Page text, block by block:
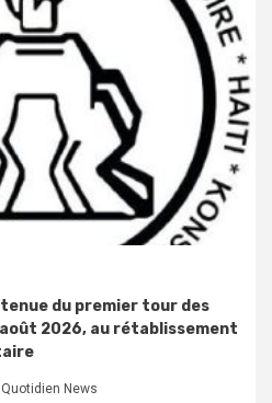
tenue du premier tour des
2026, au rétablissement
Quotidien News